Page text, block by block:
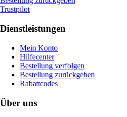
Trustpilot
Dienstleistungen
Mein Konto
Hilfecenter
Bestellung verfolgen
Bestellung zurückgeben
Rabattcodes
Über uns